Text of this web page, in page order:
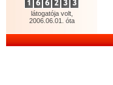
látogatója volt,
2006.06.01. óta